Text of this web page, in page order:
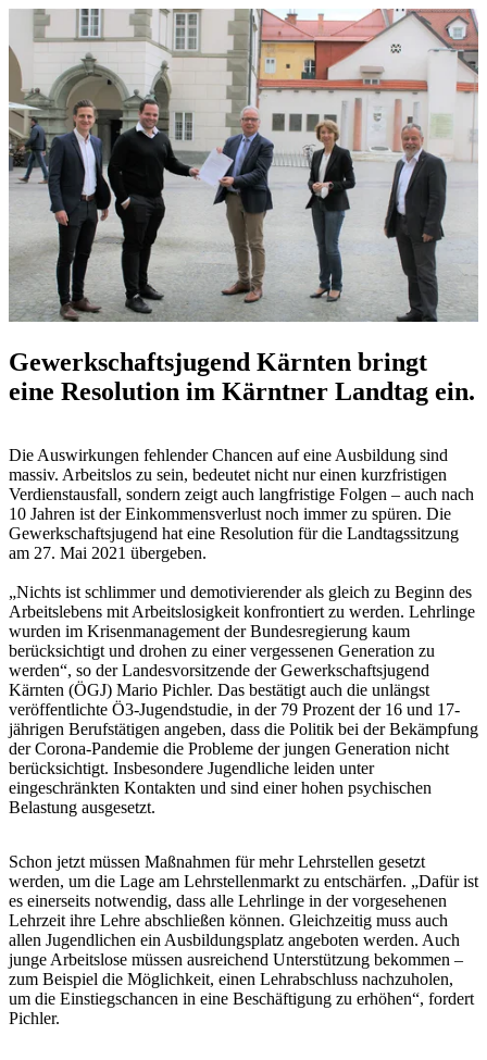
Gewerkschaftsjugend Kärnten bringt
eine Resolution im Kärntner Landtag ein.
Die Auswirkungen fehlender Chancen auf eine Ausbildung sind
massiv. Arbeitslos zu sein, bedeutet nicht nur einen kurzfristigen
Verdienstausfall, sondern zeigt auch langfristige Folgen – auch nach
10 Jahren ist der Einkommensverlust noch immer zu spüren. Die
Gewerkschaftsjugend hat eine Resolution für die Landtagssitzung
am 27. Mai 2021 übergeben.
„Nichts ist schlimmer und demotivierender als gleich zu Beginn des
Arbeitslebens mit Arbeitslosigkeit konfrontiert zu werden. Lehrlinge
wurden im Krisenmanagement der Bundesregierung kaum
berücksichtigt und drohen zu einer vergessenen Generation zu
werden“, so der Landesvorsitzende der Gewerkschaftsjugend
Kärnten (ÖGJ) Mario Pichler. Das bestätigt auch die unlängst
veröffentlichte Ö3-Jugendstudie, in der 79 Prozent der 16 und 17-
jährigen Berufstätigen angeben, dass die Politik bei der Bekämpfung
der Corona-Pandemie die Probleme der jungen Generation nicht
berücksichtigt. Insbesondere Jugendliche leiden unter
eingeschränkten Kontakten und sind einer hohen psychischen
Belastung ausgesetzt.
Schon jetzt müssen Maßnahmen für mehr Lehrstellen gesetzt
werden, um die Lage am Lehrstellenmarkt zu entschärfen. „Dafür ist
es einerseits notwendig, dass alle Lehrlinge in der vorgesehenen
Lehrzeit ihre Lehre abschließen können. Gleichzeitig muss auch
allen Jugendlichen ein Ausbildungsplatz angeboten werden. Auch
junge Arbeitslose müssen ausreichend Unterstützung bekommen –
zum Beispiel die Möglichkeit, einen Lehrabschluss nachzuholen,
um die Einstiegschancen in eine Beschäftigung zu erhöhen“, fordert
Pichler.